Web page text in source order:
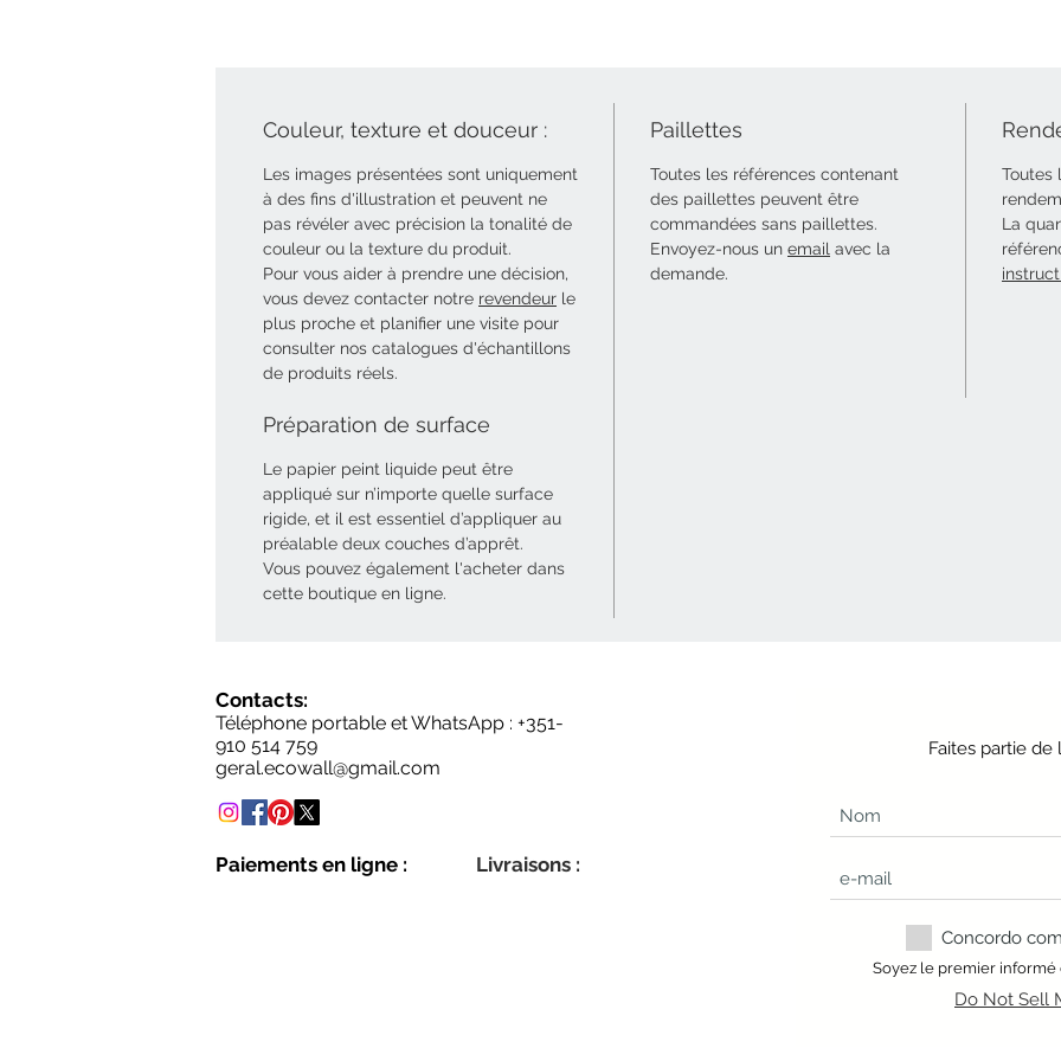
Couleur, texture et douceur :
Les images présentées sont uniquement
à des fins d'illustration et peuvent ne
pas révéler avec précision la tonalité de
couleur ou la texture du produit.
Pour vous aider à prendre une décision,
vous devez contacter notre revendeur le
plus proche et planifier une visite pour
consulter nos catalogues d'échantillons
de produits réels.
Paillettes
Toutes les références contenant
des paillettes peuvent être
commandées sans paillettes.
Envoyez-nous un email avec la
demande.
Toutes
La
Préparation de surface
Le papier peint liquide peut être
appliqué sur n’importe quelle surface
rigide, et il est essentiel d’appliquer au
préalable deux couches d’apprêt.
Vous pouvez également l'acheter dans
cette boutique en ligne.
Contacts:
Téléphone portable et WhatsApp : +351-
910 514 759
geral.ecowall@gmail.com
Paiements en ligne : Livraisons :
Faites partie
Concordo
Soyez le premier informé
Do Not Sell